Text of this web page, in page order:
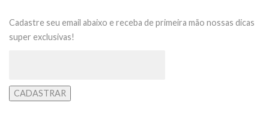
Cadastre seu email abaixo e receba de primeira mão nossas dicas
super exclusivas!